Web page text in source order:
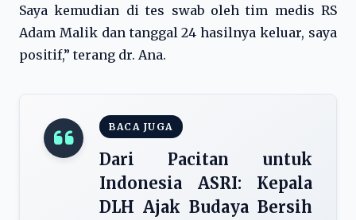
Saya kemudian di tes swab oleh tim medis RS
Adam Malik dan tanggal 24 hasilnya keluar, saya
positif,” terang dr. Ana.
BACA JUGA
Dari Pacitan untuk
Indonesia ASRI: Kepala
DLH Ajak Budaya Bersih